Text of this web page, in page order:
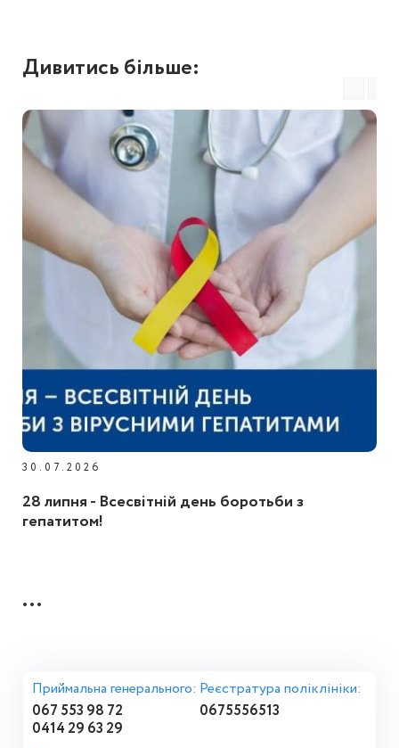
Дивитись більше:
30.07.2026
28 липня - Всесвітній день боротьби з
гепатитом!
...
Приймальна генерального:
067 553 98 72
0414 29 63 29
Реєстратура поліклініки:
0675556513